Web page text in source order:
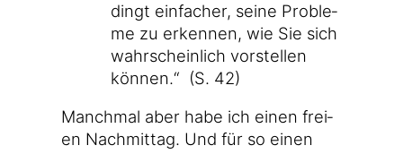
dingt ein­fa­cher, sei­ne Pro­ble­
me zu erken­nen, wie Sie sich
wahr­schein­lich vor­stel­len
kön­nen.“ (S. 42)
Manch­mal aber habe ich einen frei­
en Nach­mit­tag. Und für so einen